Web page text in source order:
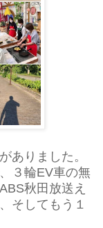
ありました。
３輪EV車の無
秋田放送え
そしてもう１